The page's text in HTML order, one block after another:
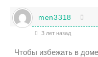
men3318
3 лет назад
Чтобы избежать в